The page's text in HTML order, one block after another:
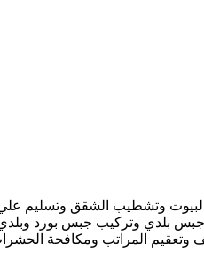
وتشطيب الشقق وتسليم علي
بلدي وتركيب جبس بورد
المراتب ومكافحة